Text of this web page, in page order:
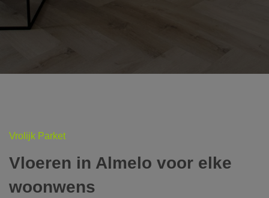
Vrolijk Parket
Vloeren in Almelo voor elke
woonwens